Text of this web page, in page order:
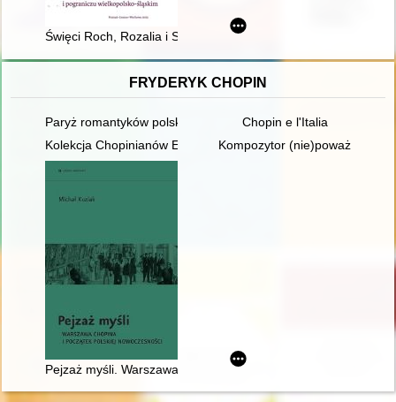
Święci Roch, Rozalia i Sebastian : patroni chroniący przed
FRYDERYK CHOPIN
Paryż romantyków polskich: Mickiewicz, Słowacki, Chopin,
Chopin e l'Italia
Kolekcja Chopinianów Edourda Ganche'a w Krakowie
Kompozytor (nie)poważny.
Pejzaż myśli. Warszawa Chopina i początek polskiej